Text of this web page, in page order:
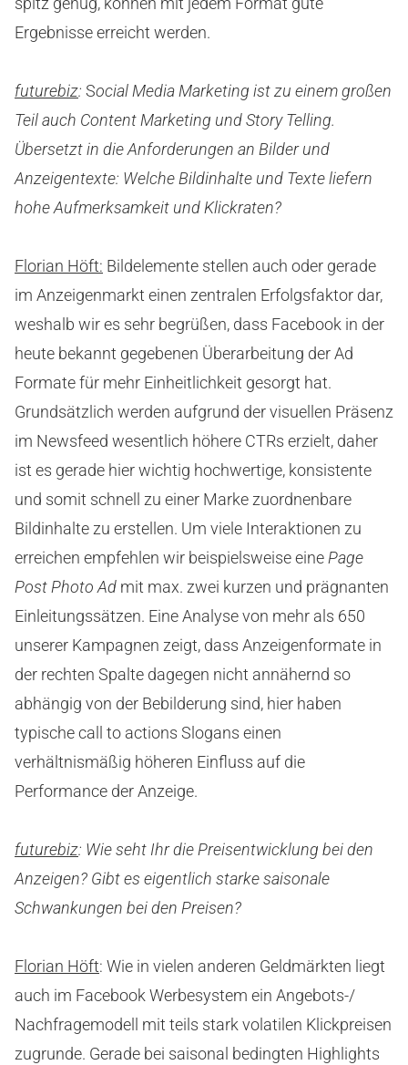
Ergebnisse erreicht werden.
futurebiz: Social Media Marketing ist zu einem großen
Teil auch Content Marketing und Story Telling.
Übersetzt in die Anforderungen an Bilder und
Anzeigentexte: Welche Bildinhalte und Texte liefern
hohe Aufmerksamkeit und Klickraten?
Florian Höft: Bildelemente stellen auch oder gerade
im Anzeigenmarkt einen zentralen Erfolgsfaktor dar,
weshalb wir es sehr begrüßen, dass Facebook in der
heute bekannt gegebenen Überarbeitung der Ad
Formate für mehr Einheitlichkeit gesorgt hat.
Grundsätzlich werden aufgrund der visuellen Präsenz
im Newsfeed wesentlich höhere CTRs erzielt, daher
ist es gerade hier wichtig hochwertige, konsistente
und somit schnell zu einer Marke zuordnenbare
Bildinhalte zu erstellen. Um viele Interaktionen zu
erreichen empfehlen wir beispielsweise eine Page
Post Photo Ad mit max. zwei kurzen und prägnanten
Einleitungssätzen. Eine Analyse von mehr als 650
unserer Kampagnen zeigt, dass Anzeigenformate in
der rechten Spalte dagegen nicht annähernd so
abhängig von der Bebilderung sind, hier haben
typische call to actions Slogans einen
verhältnismäßig höheren Einfluss auf die
Performance der Anzeige.
futurebiz: Wie seht Ihr die Preisentwicklung bei den
Anzeigen? Gibt es eigentlich starke saisonale
Schwankungen bei den Preisen?
Florian Höft: Wie in vielen anderen Geldmärkten liegt
auch im Facebook Werbesystem ein Angebots-/
Nachfragemodell mit teils stark volatilen Klickpreisen
zugrunde. Gerade bei saisonal bedingten Highlights